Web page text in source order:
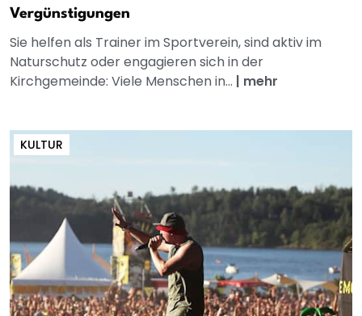
Vergünstigungen
Sie helfen als Trainer im Sportverein, sind aktiv im
Naturschutz oder engagieren sich in der
Kirchgemeinde: Viele Menschen in... | mehr
KULTUR